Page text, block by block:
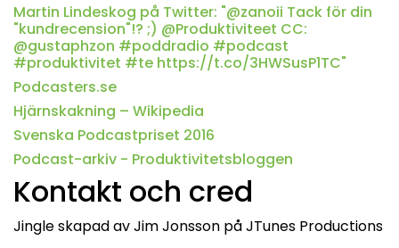
Martin Lindeskog på Twitter: "@zanoii Tack för din
"kundrecension"!? ;) @Produktiviteet CC:
@gustaphzon #poddradio #podcast
#produktivitet #te https://t.co/3HWSusP1TC"
Podcasters.se
Hjärnskakning – Wikipedia
Svenska Podcastpriset 2016
Podcast-arkiv - Produktivitetsbloggen
Kontakt och cred
Jingle skapad av Jim Jonsson på JTunes Productions